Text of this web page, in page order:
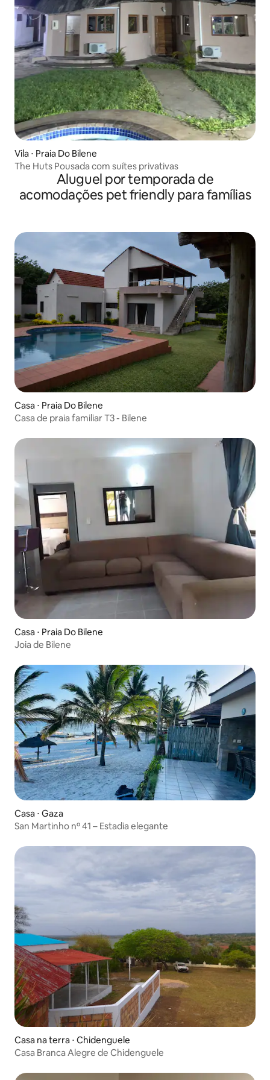
Vila ⋅ Praia Do Bilene
The Huts Pousada com suítes privativas
Aluguel por temporada de
acomodações pet friendly para famílias
Casa ⋅ Praia Do Bilene
Casa de praia familiar T3 - Bilene
Casa ⋅ Praia Do Bilene
Joia de Bilene
Casa ⋅ Gaza
San Martinho nº 41 – Estadia elegante
Casa na terra ⋅ Chidenguele
Casa Branca Alegre de Chidenguele